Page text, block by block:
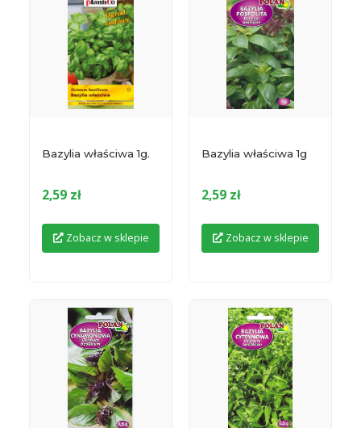
Bazylia właściwa 1g.
2,59 zł
Zobacz w sklepie
Bazylia właściwa 1g
2,59 zł
Zobacz w sklepie